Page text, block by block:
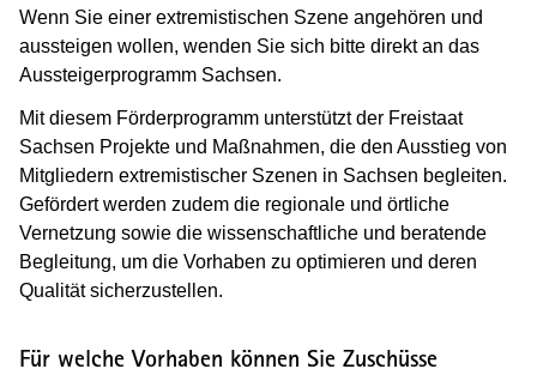
Wenn Sie einer extremistischen Szene angehören und
aussteigen wollen, wenden Sie sich bitte direkt an das
Aussteigerprogramm Sachsen.
Mit diesem Förderprogramm unterstützt der Freistaat
Sachsen Projekte und Maßnahmen, die den Ausstieg von
Mitgliedern extremistischer Szenen in Sachsen begleiten.
Gefördert werden zudem die regionale und örtliche
Vernetzung sowie die wissenschaftliche und beratende
Begleitung, um die Vorhaben zu optimieren und deren
Qualität sicherzustellen.
Für welche Vorhaben können Sie Zuschüsse